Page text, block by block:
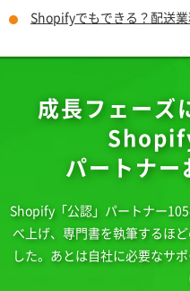
Shopifyでもできる？配送
成長フェーズ
パートナー
Shopify「公認」パートナー
べ上げ、 専門書を執筆するほ
した。 あとは自社に必要なサ